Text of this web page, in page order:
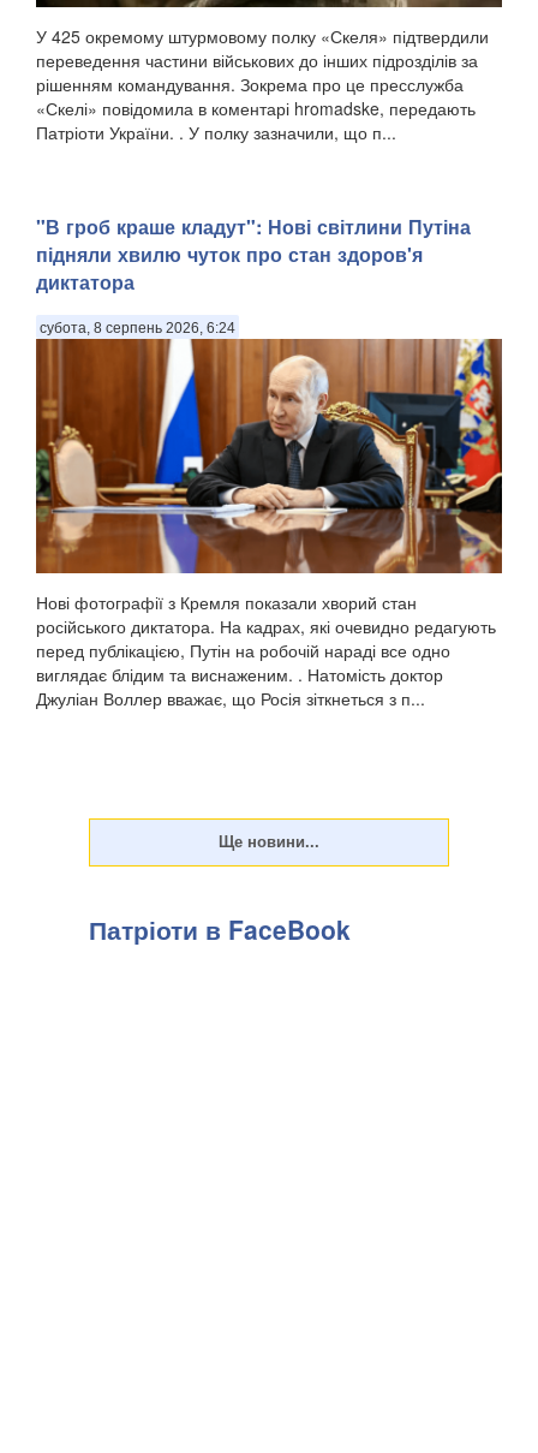
У 425 окремому штурмовому полку «Скеля» підтвердили
переведення частини військових до інших підрозділів за
рішенням командування. Зокрема про це пресслужба
«Скелі» повідомила в коментарі hromadske, передають
Патріоти України. . У полку зазначили, що п...
"В гроб краше кладут": Нові світлини Путіна
підняли хвилю чуток про стан здоров'я
диктатора
субота, 8 серпень 2026, 6:24
Нові фотографії з Кремля показали хворий стан
російського диктатора. На кадрах, які очевидно редагують
перед публікацією, Путін на робочій нараді все одно
виглядає блідим та виснаженим. . Натомість доктор
Джуліан Воллер вважає, що Росія зіткнеться з п...
Патріоти в FaceBook